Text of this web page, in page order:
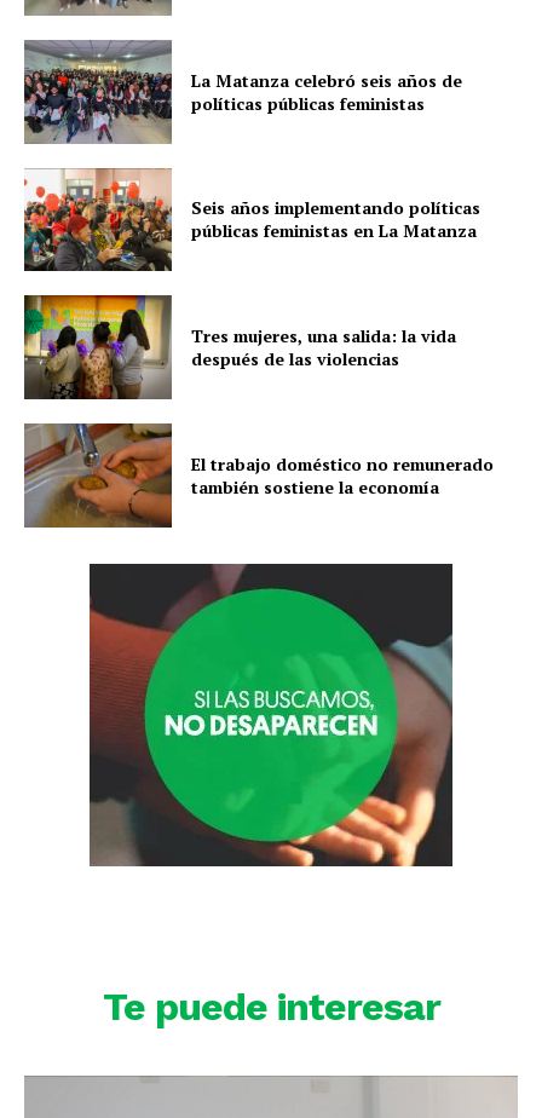
La Matanza celebró seis años de
políticas públicas feministas
Seis años implementando políticas
públicas feministas en La Matanza
Tres mujeres, una salida: la vida
después de las violencias
El trabajo doméstico no remunerado
también sostiene la economía
Te puede interesar